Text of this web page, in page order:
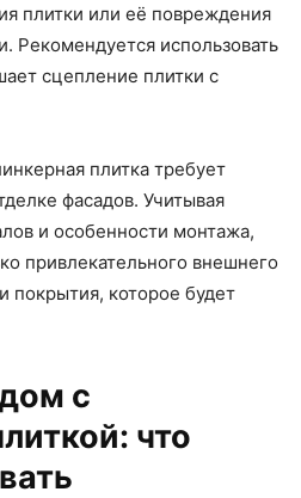
плитки или её повреждения
Рекомендуется использовать
сцепление плитки с
плитка требует
фасадов. Учитывая
и особенности монтажа,
привлекательного внешнего
покрытия, которое будет
с
что